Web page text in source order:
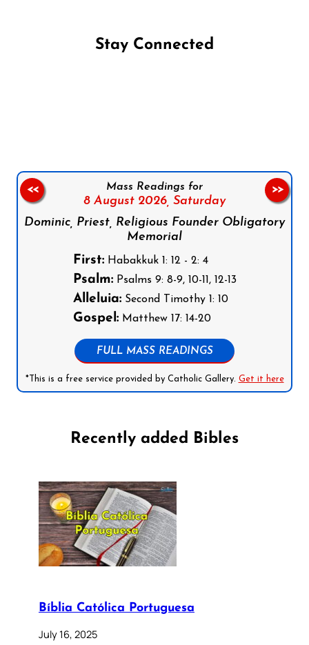
Stay Connected
Mass Readings for
8 August 2026, Saturday
Dominic, Priest, Religious Founder Obligatory
Memorial
First:Habakkuk 1: 12 - 2: 4
Psalm:Psalms 9: 8-9, 10-11, 12-13
Alleluia:Second Timothy 1: 10
Gospel:Matthew 17: 14-20
FULL MASS READINGS
*This is a free service provided by Catholic Gallery. Get it here
<< >>
Recently added Bibles
Bíblia Católica Portuguesa
July 16, 2025